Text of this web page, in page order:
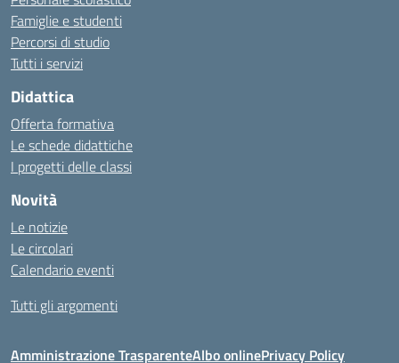
Famiglie e studenti
Percorsi di studio
Tutti i servizi
Didattica
Offerta formativa
Le schede didattiche
I progetti delle classi
Novità
Le notizie
Le circolari
Calendario eventi
Tutti gli argomenti
Amministrazione TrasparenteAlbo onlinePrivacy Policy